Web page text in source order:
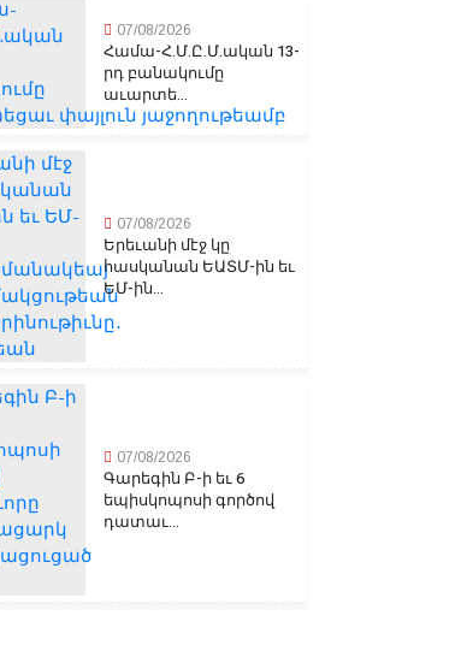
07/08/2026
Համա-Հ.Մ.Ը.Մ.ական 13-
րդ բանակումը
աւարտե...
07/08/2026
Երեւանի մէջ կը
հասկանան ԵԱՏՄ-ին եւ
ԵՄ-ին...
07/08/2026
Գարեգին Բ-ի եւ 6
եպիսկոպոսի գործով
դատաւ...